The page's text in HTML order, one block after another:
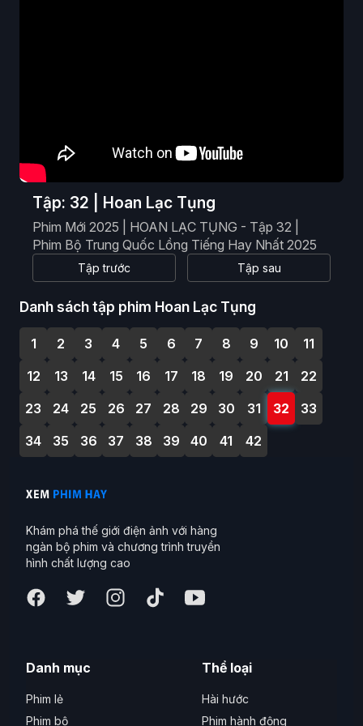
Tập: 32 | Hoan Lạc Tụng
Phim Mới 2025 | HOAN LẠC TỤNG - Tập 32 |
Phim Bộ Trung Quốc Lồng Tiếng Hay Nhất 2025
Tập trước Tập sau
Danh sách tập phim Hoan Lạc Tụng
1 2 3 4 5 6 7 8 9 10
11
12
13 14 15 16 17 18 19 20 21
22
23
24 25 26 27 28 29 30 31 32
33
34
35 36 37 38 39 40 41 42
Khám phá thế giới điện ảnh với hàng
ngàn bộ phim và chương trình truyền
hình chất lượng cao
Danh mục
Phim lẻ
Phim bộ
Thể loại
Hài hước
Phim hành động